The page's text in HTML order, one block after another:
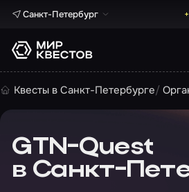
Санкт-Петербург
Квесты в Санкт-Петербурге
GTN-Quest
в Санкт-